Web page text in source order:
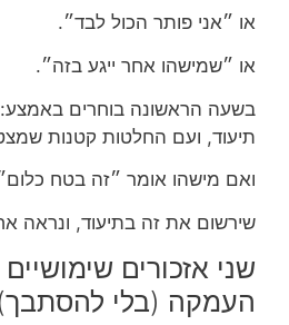
או ״אני פותר הכול לבד״.
או ״שמישהו אחר ייגע בזה״.
בשעה הראשונה בוחרים באמצע:
תיעוד, ועם החלטות קטנות
ואם מישהו אומר ״זה בטח כלום״
שירשום את זה בתיעוד, ונראה
שני אזכורים
העמקה (בלי